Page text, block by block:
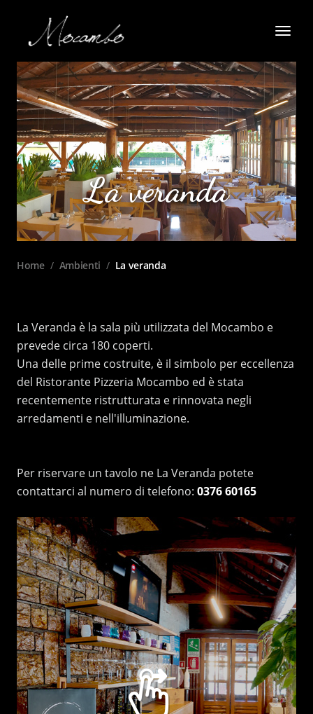
EVENTI E PROMOZIONI
CHI SIAMO
MENÙ
La veranda
Home / Ambienti / La veranda
La Veranda è la sala più utilizzata del Mocambo e
prevede circa 180 coperti.
Una delle prime costruite, è il simbolo per eccellenza
del Ristorante Pizzeria Mocambo ed è stata
recentemente ristrutturata e rinnovata negli
arredamenti e nell'illuminazione.
Per riservare un tavolo ne La Veranda potete
contattarci al numero di telefono: 0376 60165